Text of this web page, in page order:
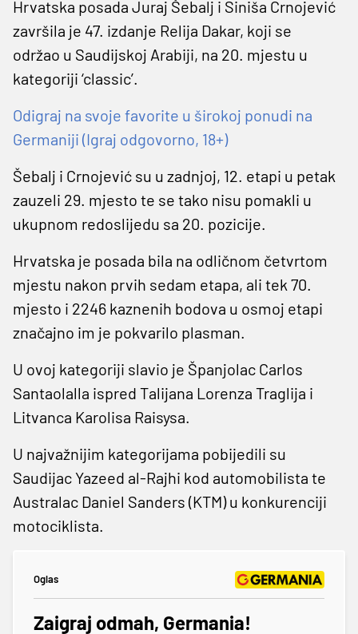
Hrvatska posada Juraj Šebalj i Siniša Crnojević
završila je 47. izdanje Relija Dakar, koji se
održao u Saudijskoj Arabiji, na 20. mjestu u
kategoriji ‘classic’.
Odigraj na svoje favorite u širokoj ponudi na
Germaniji (Igraj odgovorno, 18+)
Šebalj i Crnojević su u zadnjoj, 12. etapi u petak
zauzeli 29. mjesto te se tako nisu pomakli u
ukupnom redoslijedu sa 20. pozicije.
Hrvatska je posada bila na odličnom četvrtom
mjestu nakon prvih sedam etapa, ali tek 70.
mjesto i 2246 kaznenih bodova u osmoj etapi
značajno im je pokvarilo plasman.
U ovoj kategoriji slavio je Španjolac Carlos
Santaolalla ispred Talijana Lorenza Traglija i
Litvanca Karolisa Raisysa.
U najvažnijim kategorijama pobijedili su
Saudijac Yazeed al-Rajhi kod automobilista te
Australac Daniel Sanders (KTM) u konkurenciji
motociklista.
Oglas
Zaigraj odmah, Germania!